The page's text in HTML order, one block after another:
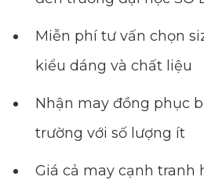
Miễn phí tư vấn chọn
kiểu dáng và chất liệu
Nhận may đồng phục
trường với số lượng ít
Giá cả may cạnh tranh